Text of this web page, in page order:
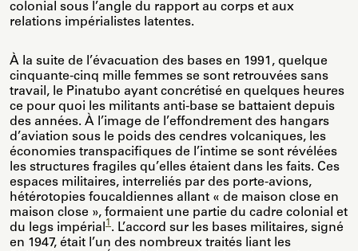
colonial sous l’angle du rapport au corps et aux
relations impérialistes latentes.
À la suite de l’évacuation des bases en 1991, quelque
cinquante-cinq mille femmes se sont retrouvées sans
travail, le Pinatubo ayant concrétisé en quelques heures
ce pour quoi les militants anti-base se battaient depuis
des années. À l’image de l’effondrement des hangars
d’aviation sous le poids des cendres volcaniques, les
économies transpacifiques de l’intime se sont révélées
les structures fragiles qu’elles étaient dans les faits. Ces
espaces militaires, interreliés par des porte-avions,
hétérotopies foucaldiennes allant « de maison close en
maison close », formaient une partie du cadre colonial et
du legs impérial 1 . L’accord sur les bases militaires, signé
en 1947, était l’un des nombreux traités liant les